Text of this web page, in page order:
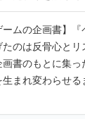
】
ームの企画書】
たのは反骨心と
画書のもとに集っ
生まれ変わらせ
ー】